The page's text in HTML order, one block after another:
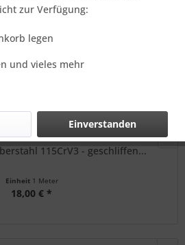
115CrV3 - geschliffen...
Einheit 1 Meter
18,00 € *
zur Verfügung:
legen
und vieles mehr
Einverstanden